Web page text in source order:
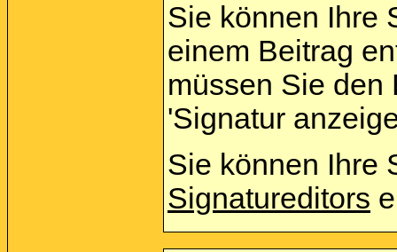
Sie können Ihre
einem Beitrag
müssen Sie den
'Signatur
Sie können Ihre
Signatureditors